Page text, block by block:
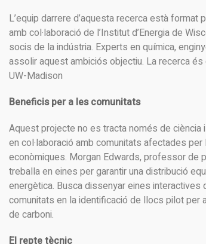
L’equip darrere d’aquesta recerca està
amb col·laboració de l’Institut d’Energia de
socis de la indústria. Experts en química,
assolir aquest ambiciós objectiu. La recerca
UW-Madison
Beneficis per a les comunitats
Aquest projecte no es tracta només de ciència
en col·laboració amb comunitats afectades
econòmiques. Morgan Edwards, professor de
treballa en eines per garantir una distribució
energètica. Busca dissenyar eines
comunitats en la identificació de llocs pilot
de carboni.
El repte tècnic